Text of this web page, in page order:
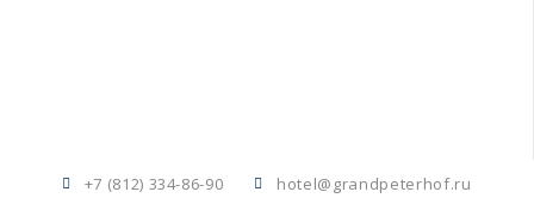
+7 (812) 334-86-90 hotel@grandpeterhof.ru